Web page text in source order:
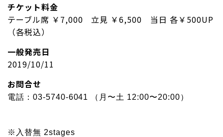
チケット料金
テーブル席 ￥7,000 立見 ￥6,500 当日 各￥500UP
（各税込）
一般発売日
2019/10/11
お問合せ
電話：03-5740-6041 （月〜土 12:00〜20:00）
※入替無 2stages